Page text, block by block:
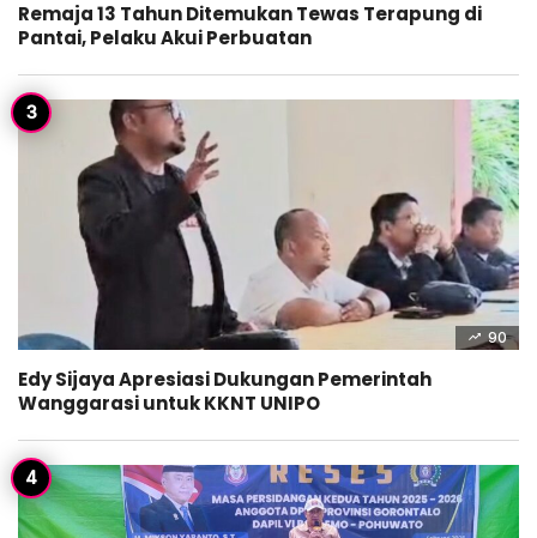
Remaja 13 Tahun Ditemukan Tewas Terapung di
Pantai, Pelaku Akui Perbuatan
90
Edy Sijaya Apresiasi Dukungan Pemerintah
Wanggarasi untuk KKNT UNIPO